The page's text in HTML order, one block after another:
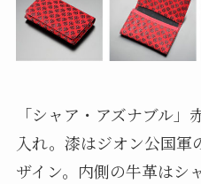
「シャア・アズナブル
入れ。漆はジオン公国
ザイン。内側の牛革はシ